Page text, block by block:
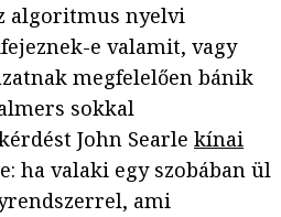
algoritmus nyelvi
e valamit, vagy
megfelelően bánik
sokkal
John Searle kínai
ha valaki egy szobában ül
ami